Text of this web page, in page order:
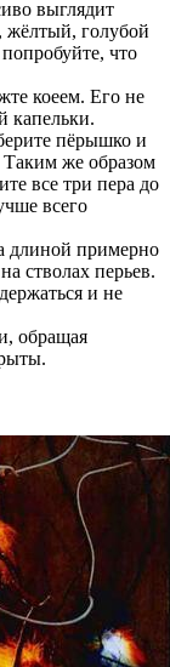
выглядит
голубой
что
коеем. Его не
капельки.
пёрышко и
Таким же образом
все три пера до
всего
длиной примерно
стволах перьев.
и не
обращая